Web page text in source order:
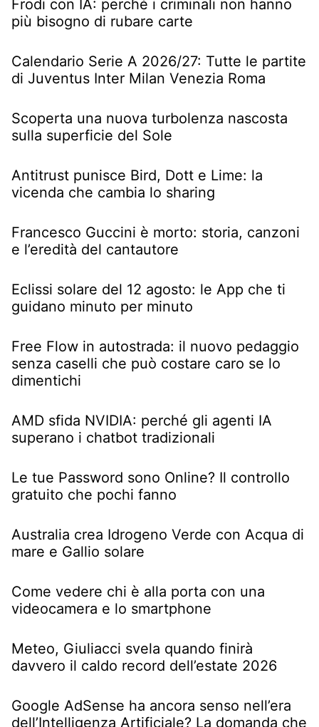
Frodi con IA: perché i criminali non hanno
più bisogno di rubare carte
Calendario Serie A 2026/27: Tutte le partite
di Juventus Inter Milan Venezia Roma
Scoperta una nuova turbolenza nascosta
sulla superficie del Sole
Antitrust punisce Bird, Dott e Lime: la
vicenda che cambia lo sharing
Francesco Guccini è morto: storia, canzoni
e l’eredità del cantautore
Eclissi solare del 12 agosto: le App che ti
guidano minuto per minuto
Free Flow in autostrada: il nuovo pedaggio
senza caselli che può costare caro se lo
dimentichi
AMD sfida NVIDIA: perché gli agenti IA
superano i chatbot tradizionali
Le tue Password sono Online? Il controllo
gratuito che pochi fanno
Australia crea Idrogeno Verde con Acqua di
mare e Gallio solare
Come vedere chi è alla porta con una
videocamera e lo smartphone
Meteo, Giuliacci svela quando finirà
davvero il caldo record dell’estate 2026
Google AdSense ha ancora senso nell’era
dell’Intelligenza Artificiale? La domanda che